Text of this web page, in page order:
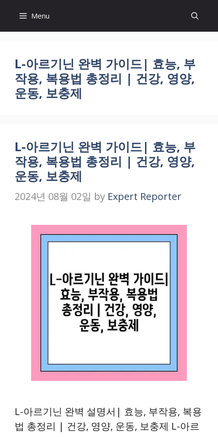
content
Menu
L-아르기닌 완벽 가이드| 효능, 부
작용, 복용법 총정리 | 건강, 영양,
운동, 보충제
L-아르기닌 완벽 가이드| 효능, 부
작용, 복용법 총정리 | 건강, 영양,
운동, 보충제
2024년 08월 02일 by Expert Reporter
L-아르기닌 완벽 설명서| 효능, 부작용, 복용
법 총정리 | 건강, 영양, 운동, 보충제 L-아르